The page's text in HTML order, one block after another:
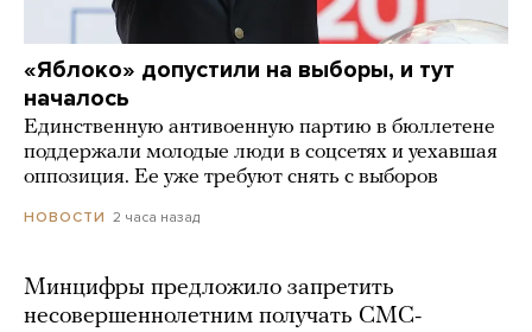
«Яблоко» допустили на выборы, и тут
началось
Единственную антивоенную партию в бюллетене
поддержали молодые люди в соцсетях и уехавшая
оппозиция. Ее уже требуют снять с выборов
НОВОСТИ 2 часа назад
Минцифры предложило запретить
несовершеннолетним получать СМС-